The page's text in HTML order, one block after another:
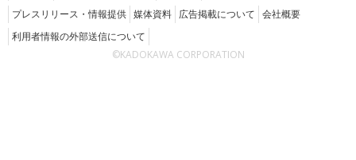
プレスリリース・情報提供 媒体資料 広告掲載について 会社概要
利用者情報の外部送信について
©KADOKAWA CORPORATION